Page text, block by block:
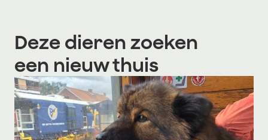
Deze dieren zoeken
een nieuw thuis